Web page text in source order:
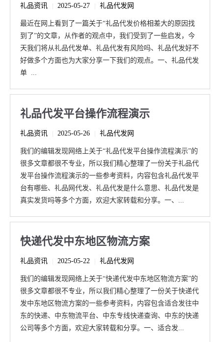
礼品资讯 2025-05-27 礼品代发网
最近在网上看到了一篇关于“礼品代发价格相差大的原因找
到了”的文章，从作者的观点中，我们受到了一些启发，今
天我们将从礼品代发单、礼品代发有风险吗、礼品代发好不
好做多个方面也为大家分享一下我们的观点。一、礼品代发
单 ...
礼品代发平台操作流程演示
礼品资讯 2025-05-26 礼品代发网
我们的编辑发现网络上关于“礼品代发平台操作流程演示”的
很多文章都很不专业，所以我们精心整理了一份关于礼品代
发平台操作流程演示的一些参考资料，内容包含礼品代发平
台有哪些、礼品网代发、礼品代发是什么意思、礼品代发是
真实发货吗等多个方面，欢迎大家转载和分享。一、...
快递代发中东地区物流方案
礼品资讯 2025-05-22 礼品代发网
我们的编辑发现网络上关于“快递代发中东地区物流方案”的
很多文章都很不专业，所以我们精心整理了一份关于快递代
发中东地区物流方案的一些参考资料，内容包含适合发往中
东的快递、中东物流平台、中东专线快递查询、中东的快递
公司等多个方面，欢迎大家转载和分享。一、适合发...